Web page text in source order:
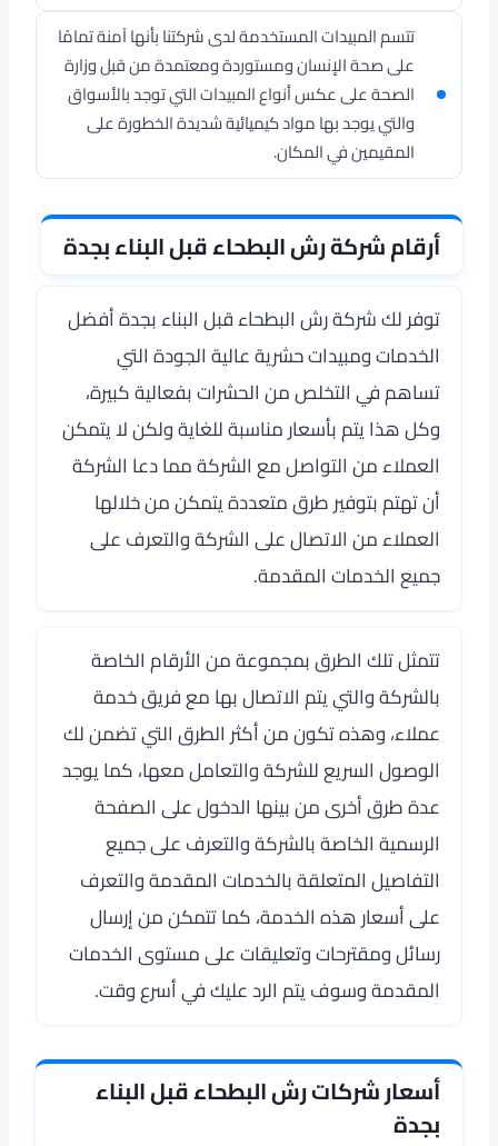
تتسم المبيدات المستخدمة لدى شركتنا بأنها آمنة تمامًا
على صحة الإنسان ومستوردة ومعتمدة من قبل وزارة
الصحة على عكس أنواع المبيدات التي توجد بالأسواق
والتي يوجد بها مواد كيميائية شديدة الخطورة على
المقيمين في المكان.
أرقام شركة رش البطحاء قبل البناء بجدة
توفر لك شركة رش البطحاء قبل البناء بجدة أفضل
الخدمات ومبيدات حشرية عالية الجودة التي
تساهم في التخلص من الحشرات بفعالية كبيرة،
وكل هذا يتم بأسعار مناسبة للغاية ولكن لا يتمكن
العملاء من التواصل مع الشركة مما دعا الشركة
أن تهتم بتوفير طرق متعددة يتمكن من خلالها
العملاء من الاتصال على الشركة والتعرف على
جميع الخدمات المقدمة.
تتمثل تلك الطرق بمجموعة من الأرقام الخاصة
بالشركة والتي يتم الاتصال بها مع فريق خدمة
عملاء، وهذه تكون من أكثر الطرق التي تضمن لك
الوصول السريع للشركة والتعامل معها، كما يوجد
عدة طرق أخرى من بينها الدخول على الصفحة
الرسمية الخاصة بالشركة والتعرف على جميع
التفاصيل المتعلقة بالخدمات المقدمة والتعرف
على أسعار هذه الخدمة، كما تتمكن من إرسال
رسائل ومقترحات وتعليقات على مستوى الخدمات
المقدمة وسوف يتم الرد عليك في أسرع وقت.
أسعار شركات رش البطحاء قبل البناء
بجدة